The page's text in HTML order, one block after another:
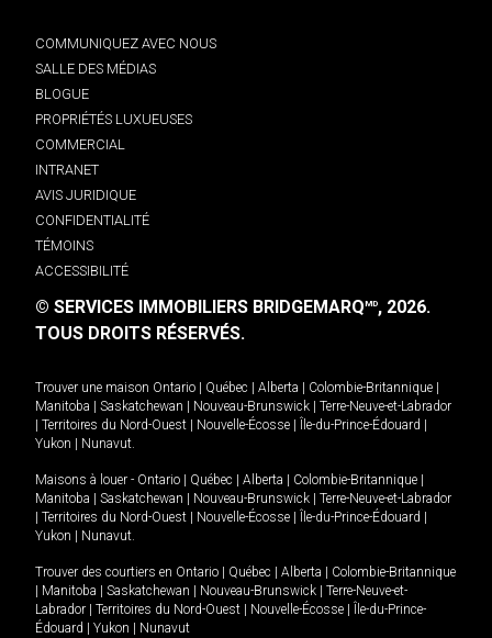
COMMUNIQUEZ AVEC NOUS
SALLE DES MÉDIAS
BLOGUE
PROPRIÉTÉS LUXUEUSES
COMMERCIAL
INTRANET
AVIS JURIDIQUE
CONFIDENTIALITÉ
TÉMOINS
ACCESSIBILITÉ
© SERVICES IMMOBILIERS BRIDGEMARQMD, 2026.
TOUS DROITS RÉSERVÉS.
Trouver une maison Ontario Québec Alberta Colombie-Britannique
Manitoba
Saskatchewan Nouveau-Brunswick
Terre-Neuve-et-Labrador
Territoires du Nord-Ouest Nouvelle-Écosse Île-du-Prince-Édouard
Yukon
Nunavut.
Maisons à louer - Ontario Québec Alberta Colombie-Britannique
Manitoba
Saskatchewan Nouveau-Brunswick
Terre-Neuve-et-Labrador
Territoires du Nord-Ouest Nouvelle-Écosse Île-du-Prince-Édouard
Yukon
Nunavut.
Trouver des courtiers en Ontario Québec Alberta
Colombie-Britannique
Manitoba Saskatchewan Nouveau-Brunswick
Terre-Neuve-et-
Labrador
Territoires du Nord-Ouest Nouvelle-Écosse
Île-du-Prince-
Édouard
Yukon Nunavut